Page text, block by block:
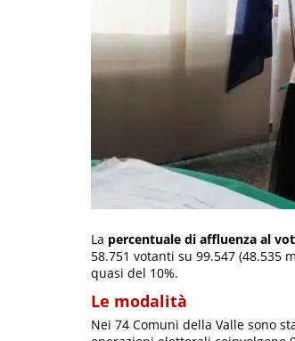
La percentuale di affluenza al
58.751 votanti su 99.547 (48.535
quasi del 10%.
Le modalità
Nei 74 Comuni della Valle sono